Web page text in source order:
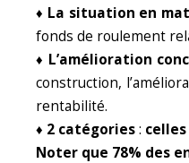
♦ La situation en
fonds de roulement
♦ L’amélioration
construction,
rentabilité.
♦ 2 catégories:
Noter que 78% des